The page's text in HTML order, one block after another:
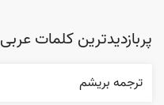
پربازدیدترین کلمات عربی
ترجمه بریشم